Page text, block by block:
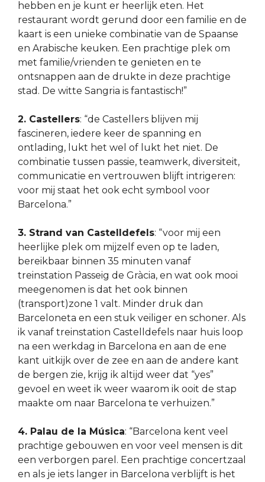
hebben en je kunt er heerlijk eten. Het
restaurant wordt gerund door een familie en de
kaart is een unieke combinatie van de Spaanse
en Arabische keuken. Een prachtige plek om
met familie/vrienden te genieten en te
ontsnappen aan de drukte in deze prachtige
stad. De witte Sangria is fantastisch!”
2. Castellers: “de Castellers blijven mij
fascineren, iedere keer de spanning en
ontlading, lukt het wel of lukt het niet. De
combinatie tussen passie, teamwerk, diversiteit,
communicatie en vertrouwen blijft intrigeren:
voor mij staat het ook echt symbool voor
Barcelona.”
3. Strand van Castelldefels: “voor mij een
heerlijke plek om mijzelf even op te laden,
bereikbaar binnen 35 minuten vanaf
treinstation Passeig de Gràcia, en wat ook mooi
meegenomen is dat het ook binnen
(transport)zone 1 valt. Minder druk dan
Barceloneta en een stuk veiliger en schoner. Als
ik vanaf treinstation Castelldefels naar huis loop
na een werkdag in Barcelona en aan de ene
kant uitkijk over de zee en aan de andere kant
de bergen zie, krijg ik altijd weer dat “yes”
gevoel en weet ik weer waarom ik ooit de stap
maakte om naar Barcelona te verhuizen.”
4. Palau de la Música: “Barcelona kent veel
prachtige gebouwen en voor veel mensen is dit
een verborgen parel. Een prachtige concertzaal
en als je iets langer in Barcelona verblijft is het